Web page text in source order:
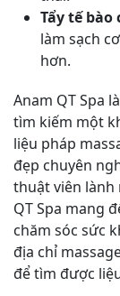
Tẩy tế
làm sạch
hơn.
Anam QT Spa
tìm kiếm một
liệu pháp
đẹp chuyên
thuật viên lành
QT Spa mang
chăm sóc sức
địa chỉ
để tìm được